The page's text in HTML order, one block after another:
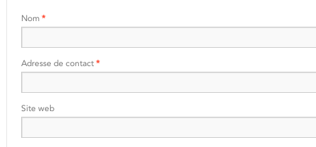
Nom *
Adresse de contact *
Site web